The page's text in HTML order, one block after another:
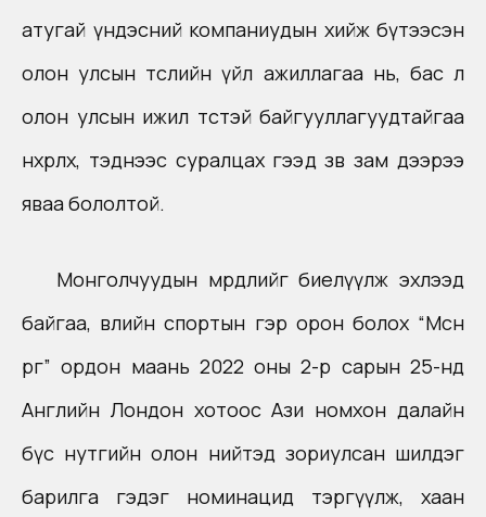
атугай үндэсний компаниудын хийж бүтээсэн
олон улсын төслийн үйл ажиллагаа нь, бас л
олон улсын ижил төстэй байгууллагуудтайгаа
нөхөрлөх, тэднээс суралцах гээд зөв зам дээрээ
яваа бололтой.
Монголчуудын мөрөөдлийг биелүүлж эхлээд
байгаа, өвлийн спортын гэр орон болох “Мөсөн
өргөө” ордон маань 2022 оны 2-р сарын 25-нд
Английн Лондон хотоос Ази номхон далайн
бүс нутгийн олон нийтэд зориулсан шилдэг
барилга гэдэг номинацид тэргүүлж, хаан